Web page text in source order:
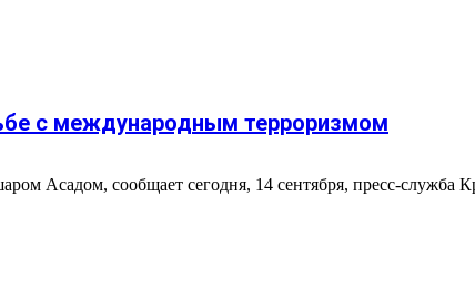
с международным терроризмом
Асадом, сообщает сегодня, 14 сентября, пресс-служба